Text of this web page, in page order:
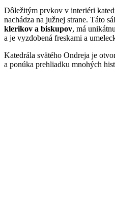
Dôležitým prvkov v interiéri
nachádza na južnej strane. Táto
klerikov a biskupov, má
a je vyzdobená freskami a
Katedrála svätého Ondreja je
a ponúka prehliadku mnohých